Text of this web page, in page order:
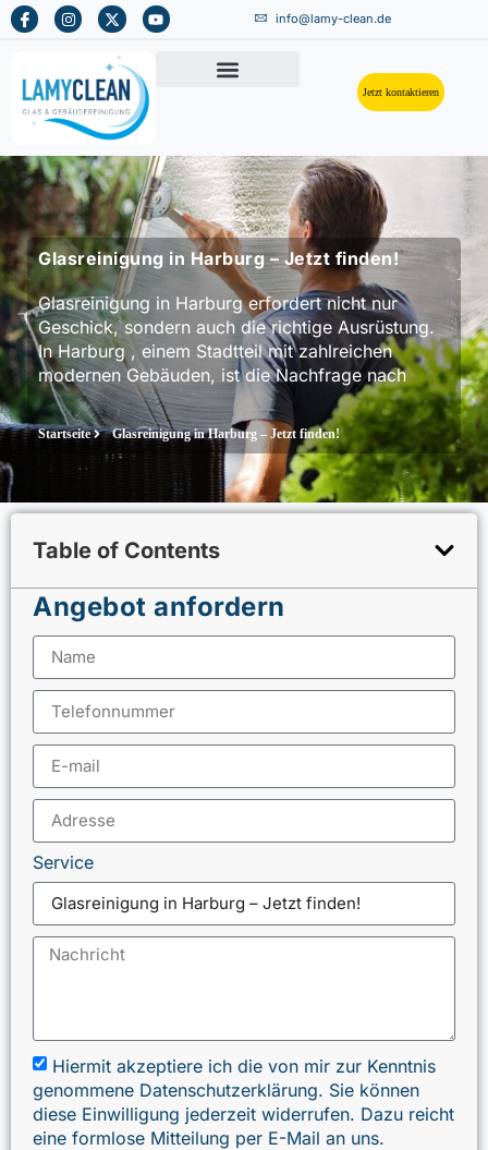
info@lamy-clean.de
Jetzt kontaktieren
Glasreinigung in Harburg – Jetzt finden!
Glasreinigung in Harburg erfordert nicht nur
Geschick, sondern auch die richtige Ausrüstung.
In Harburg , einem Stadtteil mit zahlreichen
modernen Gebäuden, ist die Nachfrage nach
Startseite Glasreinigung in Harburg – Jetzt finden!
Table of Contents
Angebot anfordern
Service
Hiermit akzeptiere ich die von mir zur Kenntnis
genommene Datenschutzerklärung. Sie können
diese Einwilligung jederzeit widerrufen. Dazu reicht
eine formlose Mitteilung per E-Mail an uns.